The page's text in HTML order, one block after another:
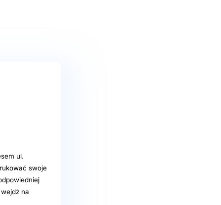
ul.
swoje
na